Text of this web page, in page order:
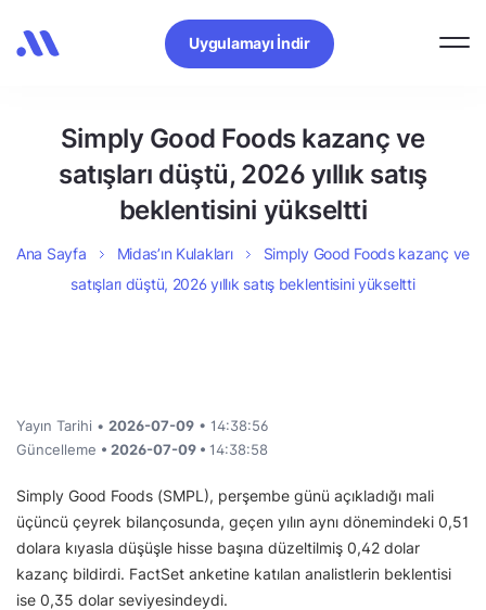
Uygulamayı İndir
Simply Good Foods kazanç ve
satışları düştü, 2026 yıllık satış
beklentisini yükseltti
Ana Sayfa Midas’ın Kulakları
Simply Good Foods kazanç ve
satışları düştü, 2026 yıllık satış beklentisini yükseltti
Yayın Tarihi • 2026-07-09 • 14:38:56
Güncelleme • 2026-07-09 • 14:38:58
Simply Good Foods (SMPL), perşembe günü açıkladığı mali
üçüncü çeyrek bilançosunda, geçen yılın aynı dönemindeki 0,51
dolara kıyasla düşüşle hisse başına düzeltilmiş 0,42 dolar
kazanç bildirdi. FactSet anketine katılan analistlerin beklentisi
ise 0,35 dolar seviyesindeydi.